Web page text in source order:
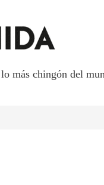
más chingón del